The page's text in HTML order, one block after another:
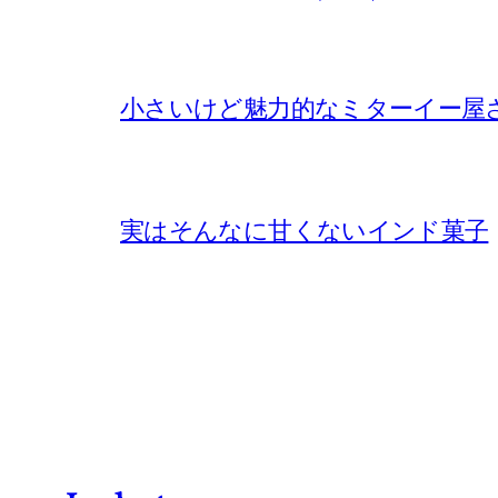
小さいけど魅力的なミターイー屋
実はそんなに甘くないインド菓子